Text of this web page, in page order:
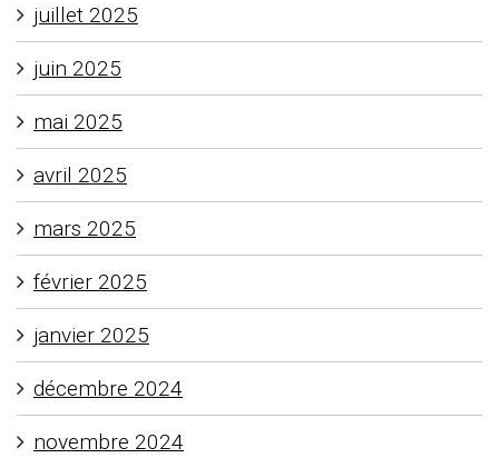
juillet 2025
juin 2025
mai 2025
avril 2025
mars 2025
février 2025
janvier 2025
décembre 2024
novembre 2024